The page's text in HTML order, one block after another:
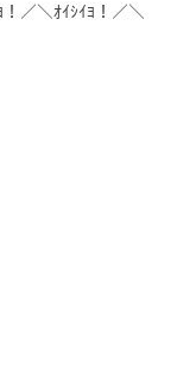
／＼ｵｲｼｲﾖ！／＼